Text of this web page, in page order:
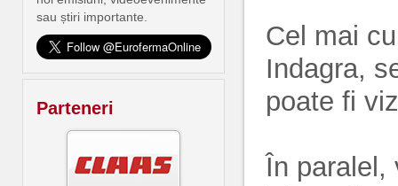
sau știri importante.
Parteneri
Cel mai
Indagra,
poate fi
În paralel,